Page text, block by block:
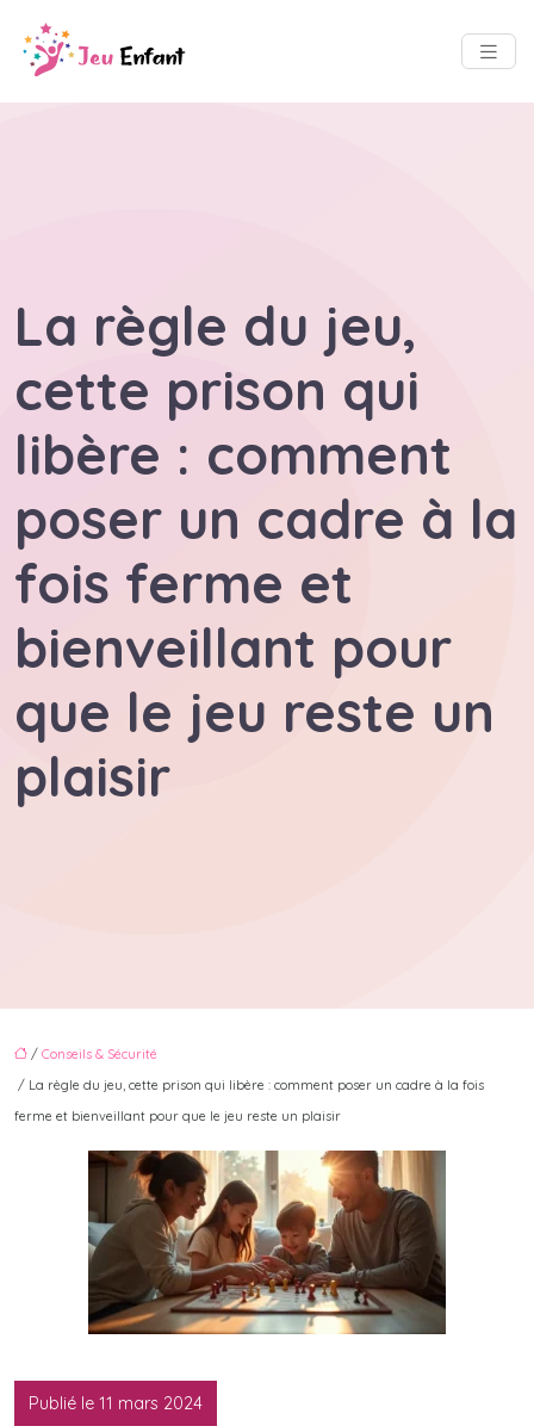
La règle du jeu,
cette prison qui
libère : comment
poser un cadre à la
fois ferme et
bienveillant pour
que le jeu reste un
plaisir
/ Conseils & Sécurité
/ La règle du jeu, cette prison qui libère : comment poser un cadre à la fois
ferme et bienveillant pour que le jeu reste un plaisir
Publié le 11 mars 2024